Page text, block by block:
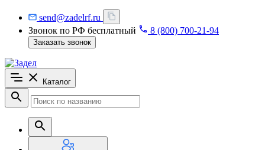
send@zadelrf.ru
Звонок по РФ бесплатный
8 (800) 700-21-94
Заказать звонок
Каталог